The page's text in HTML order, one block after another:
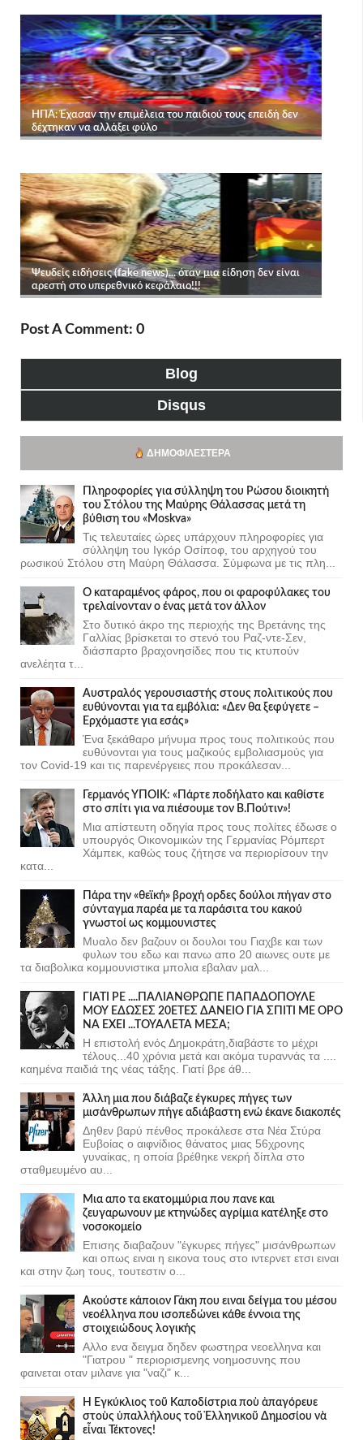
Post A Comment: 0
Blog
Disqus
ΔΗΜΟΦΙΛΈΣΤΕΡΑ
Πληροφορίες για σύλληψη του Ρώσου διοικητή
του Στόλου της Mαύρης Θάλασσας μετά τη
βύθιση του «Moskva»
Τις τελευταίες ώρες υπάρχουν πληροφορίες για
σύλληψη του Ιγκόρ Οσίποφ, του αρχηγού του
ρωσικού Στόλου στη Μαύρη Θάλασσα. Σύμφωνα με τις πλη...
Ο καταραμένος φάρος, που οι φαροφύλακες του
τρελαίνονταν ο ένας μετά τον άλλον
Στο δυτικό άκρο της περιοχής της Βρετάνης της
Γαλλίας βρίσκεται το στενό του Ραζ-ντε-Σεν,
διάσπαρτο βραχονησίδες που τις κτυπούν
ανελέητα τ...
Αυστραλός γερουσιαστής στους πολιτικούς που
ευθύνονται για τα εμβόλια: «Δεν θα ξεφύγετε –
Ερχόμαστε για εσάς»
Ένα ξεκάθαρο μήνυμα προς τους πολιτικούς που
ευθύνονται για τους μαζικούς εμβολιασμούς για
τον Covid-19 και τις παρενέργειες που προκάλεσαν...
Γερμανός ΥΠΟΙΚ: «Πάρτε ποδήλατο και καθίστε
στο σπίτι για να πιέσουμε τον Β.Πούτιν»!
Μια απίστευτη οδηγία προς τους πολίτες έδωσε ο
υπουργός Οικονομικών της Γερμανίας Ρόμπερτ
Χάμπεκ, καθώς τους ζήτησε να περιορίσουν την
κατα...
Πάρα την «θεϊκή» βροχή ορδες δούλοι πήγαν στο
σύνταγμα παρέα με τα παράσιτα του κακού
γνωστοί ως κομμουνιστες
Μυαλο δεν βαζουν οι δουλοι του Γιαχβε και των
φυλων του εδω και πανω απο 20 αιωνες ουτε με
τα διαβολικα κομμουνιστικα μπολια εβαλαν μαλ...
ΓΙΑΤΙ ΡΕ ....ΠΑΛΙΑΝΘΡΩΠΕ ΠΑΠΑΔΟΠΟΥΛΕ
ΜΟΥ ΕΔΩΣΕΣ 20ΕΤΕΣ ΔΑΝΕΙΟ ΓΙΑ ΣΠΙΤΙ ΜΕ ΟΡΟ
ΝΑ ΕΧΕΙ ...ΤΟΥΑΛΕΤΑ ΜΕΣΑ;
Η επιστολή ενός Δημοκράτη,διαβάστε το μέχρι
τέλους...40 χρόνια μετά και ακόμα τυραννάς τα ....
καημένα παιδιά της νέας τάξης. Γιατί βρε άθ...
Άλλη μια που διάβαζε έγκυρες πήγες των
μισάνθρωπων πήγε αδιάβαστη ενώ έκανε διακοπές
Δηθεν βαρύ πένθος προκάλεσε στα Νέα Στύρα
Ευβοίας ο αιφνίδιος θάνατος μιας 56χρονης
γυναίκας, η οποία βρέθηκε νεκρή δίπλα στο
σταθμευμένο αυ...
Μια απο τα εκατομμύρια που πανε και
ζευγαρωνουν με κτηνώδες αγρίμια κατέληξε στο
νοσοκομείο
Επισης διαβαζουν "έγκυρες πήγες" μισάνθρωπων
και οπως ειναι η εικονα τους στο ιντερνετ ετσι ειναι
και στην ζωη τους, τουτεστιν ο...
Ακούστε κάποιον Γάκη που ειναι δείγμα του μέσου
νεοέλληνα που ισοπεδώνει κάθε έννοια της
στοιχειώδους λογικής
Αλλο ενα δειγμα δηδεν φωστηρα νεοελληνα και
"Γιατρου " περιορισμενης νοημοσυνης που
φαινεται οταν μιλανε για "ναζι" κ...
Ἡ Ἐγκύκλιος τοῦ Καποδίστρια ποὺ ἀπαγόρευε
στοὺς ὑπαλλήλους τοῦ Ἑλληνικοῦ Δημοσίου νὰ
εἶναι Τέκτονες!